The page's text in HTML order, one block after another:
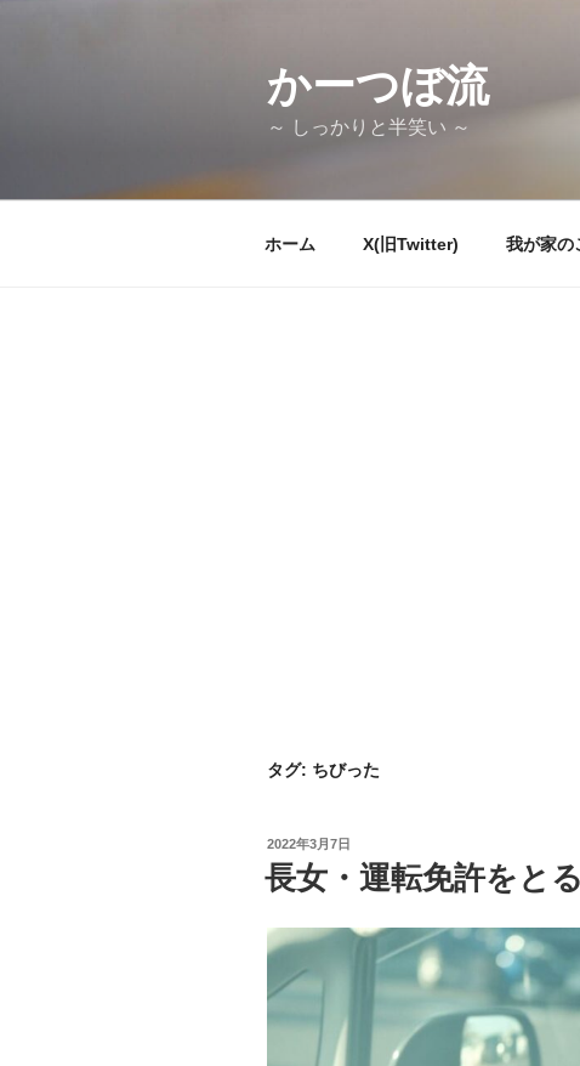
かーつぼ流
～ しっかりと半笑い ～
ホーム X(旧Twitter) 我が家の
タグ: ちびった
投
稿
日:
2022年3月7日
長女・運転免許をとる